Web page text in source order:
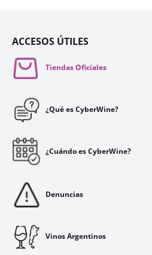
ACCESOS ÚTILES
Tiendas Oficiales
¿Qué es CyberWine?
¿Cuándo es CyberWine?
Denuncias
Vinos Argentinos